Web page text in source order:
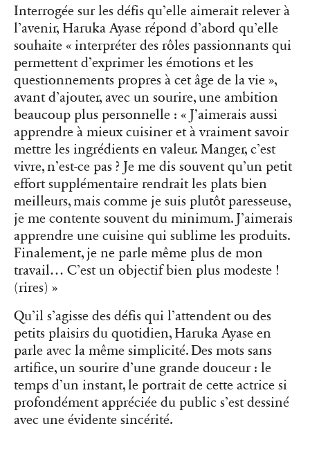
Interrogée sur les défis qu’elle aimerait relever à
l’avenir, Haruka Ayase répond d’abord qu’elle
souhaite « interpréter des rôles passionnants qui
permettent d’exprimer les émotions et les
questionnements propres à cet âge de la vie »,
avant d’ajouter, avec un sourire, une ambition
beaucoup plus personnelle : « J’aimerais aussi
apprendre à mieux cuisiner et à vraiment savoir
mettre les ingrédients en valeur. Manger, c’est
vivre, n’est-ce pas ? Je me dis souvent qu’un petit
effort supplémentaire rendrait les plats bien
meilleurs, mais comme je suis plutôt paresseuse,
je me contente souvent du minimum. J’aimerais
apprendre une cuisine qui sublime les produits.
Finalement, je ne parle même plus de mon
travail… C’est un objectif bien plus modeste !
(rires) »
Qu’il s’agisse des défis qui l’attendent ou des
petits plaisirs du quotidien, Haruka Ayase en
parle avec la même simplicité. Des mots sans
artifice, un sourire d’une grande douceur : le
temps d’un instant, le portrait de cette actrice si
profondément appréciée du public s’est dessiné
avec une évidente sincérité.